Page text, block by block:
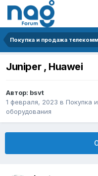
Juniper , Huawei
Автор: bsvt
1 февраля, 2023 в Покупка
оборудования